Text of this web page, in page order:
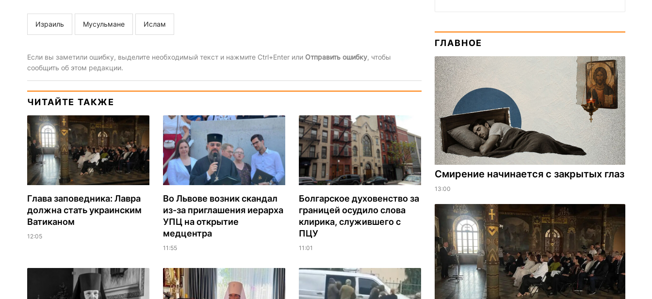
Израиль Мусульмане Ислам
Если вы заметили ошибку, выделите необходимый текст и нажмите Ctrl+Enter или Отправить ошибку, чтобы
сообщить об этом редакции.
ЧИТАЙТЕ ТАКЖЕ
Глава заповедника: Лавра
должна стать украинским
Ватиканом
12:05
Во Львове возник скандал
из-за приглашения иерарха
УПЦ на открытие
медцентра
11:55
Болгарское духовенство за
границей осудило слова
клирика, служившего с
ПЦУ
11:01
ГЛАВНОЕ
Смирение начинается с закрытых глаз
13:00